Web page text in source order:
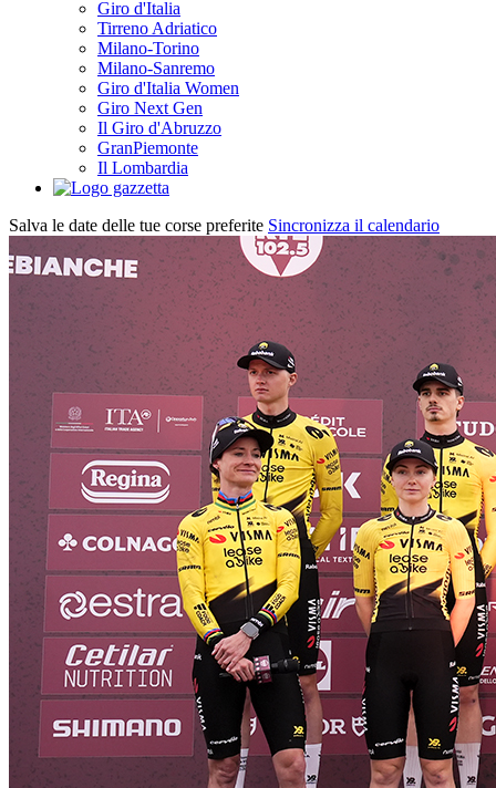
Giro d'Italia
Tirreno Adriatico
Milano-Torino
Milano-Sanremo
Giro d'Italia Women
Giro Next Gen
Il Giro d'Abruzzo
GranPiemonte
Il Lombardia
Salva le date delle tue corse preferite Sincronizza il calendario